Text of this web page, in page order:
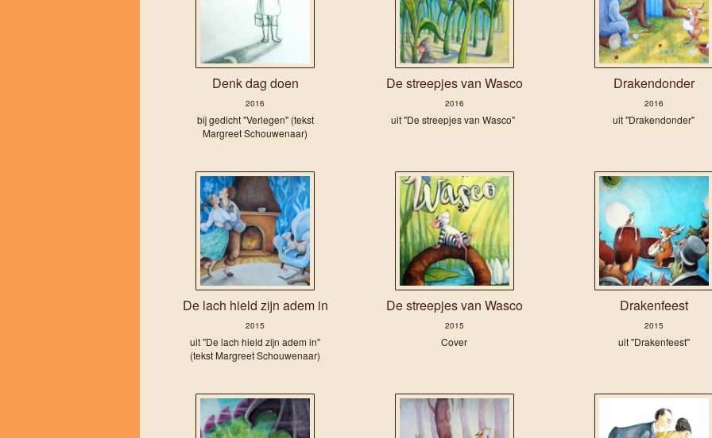
Denk dag doen
2016
bij gedicht "Verlegen" (tekst
Margreet Schouwenaar)
De streepjes van Wasco
2016
uit "De streepjes van Wasco"
Drakendonder
2016
uit "Drakendonder"
De lach hield zijn adem in
2015
uit "De lach hield zijn adem in"
(tekst Margreet Schouwenaar)
De streepjes van Wasco
2015
Cover
Drakenfeest
2015
uit "Drakenfeest"